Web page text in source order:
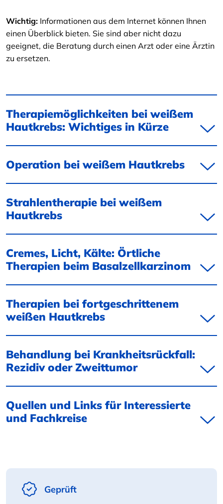
Wichtig: Informationen aus dem Internet können Ihnen
einen Überblick bieten. Sie sind aber nicht dazu
geeignet, die Beratung durch einen Arzt oder eine Ärztin
zu ersetzen.
Therapiemöglichkeiten bei weißem
Hautkrebs: Wichtiges in Kürze
Operation bei weißem Hautkrebs
Strahlentherapie bei weißem
Hautkrebs
Cremes, Licht, Kälte: Örtliche
Therapien beim Basalzellkarzinom
Therapien bei fortgeschrittenem
weißen Hautkrebs
Behandlung bei Krankheitsrückfall:
Rezidiv oder Zweittumor
Quellen und Links für Interessierte
und Fachkreise
Geprüft